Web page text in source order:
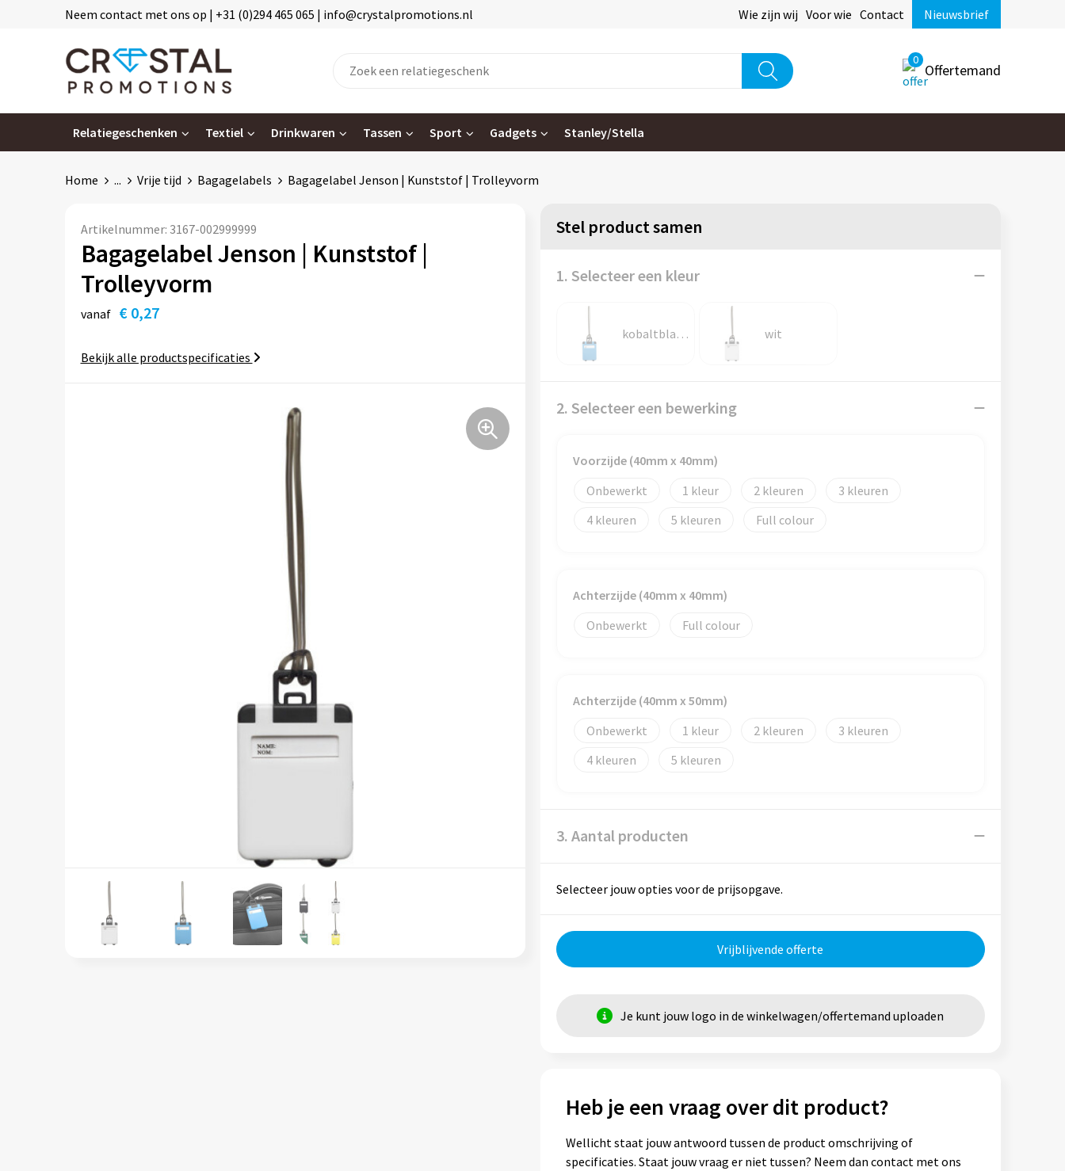
Neem contact met ons op | +31 (0)294 465 065 | info@crystalpromotions.nl Wie zijn wij Voor wie Contact Nieuwsbrief
0
Offertemand
Relatiegeschenken Textiel Drinkwaren Tassen Sport Gadgets Stanley/Stella
Home ... Vrije tijd Bagagelabels Bagagelabel Jenson | Kunststof | Trolleyvorm
Artikelnummer: 3167-002999999
Bagagelabel Jenson | Kunststof |
Trolleyvorm
vanaf € 0,27
Bekijk alle productspecificaties
Stel product samen
1. Selecteer een kleur
kobaltblauw wit
2. Selecteer een bewerking
Voorzijde (40mm x 40mm)
Onbewerkt
1 2
3
4
5 Full colour
Achterzijde (40mm x 40mm)
Onbewerkt
Full colour
Achterzijde (40mm x 50mm)
Onbewerkt
1 2
3
4
5
3. Aantal producten
Selecteer jouw opties voor de prijsopgave.
Vrijblijvende offerte
Je kunt jouw logo in de winkelwagen/offertemand uploaden
Heb je een vraag over dit product?
Wellicht staat jouw antwoord tussen de product omschrijving of
specificaties. Staat jouw vraag er niet tussen? Neem dan contact met ons